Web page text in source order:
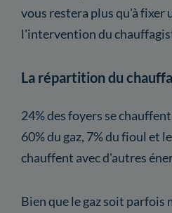
vous restera plus qu'à fixer
l'intervention du
La répartition du
24% des foyers se
60% du gaz, 7% du fioul et
chauffent avec d'autres
Bien que le gaz soit parfois